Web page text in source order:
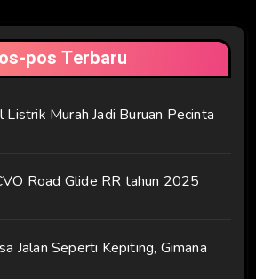
pos Terbaru
Murah Jadi Buruan Pecinta
Road Glide RR tahun 2025
Jalan Seperti Kepiting, Gimana